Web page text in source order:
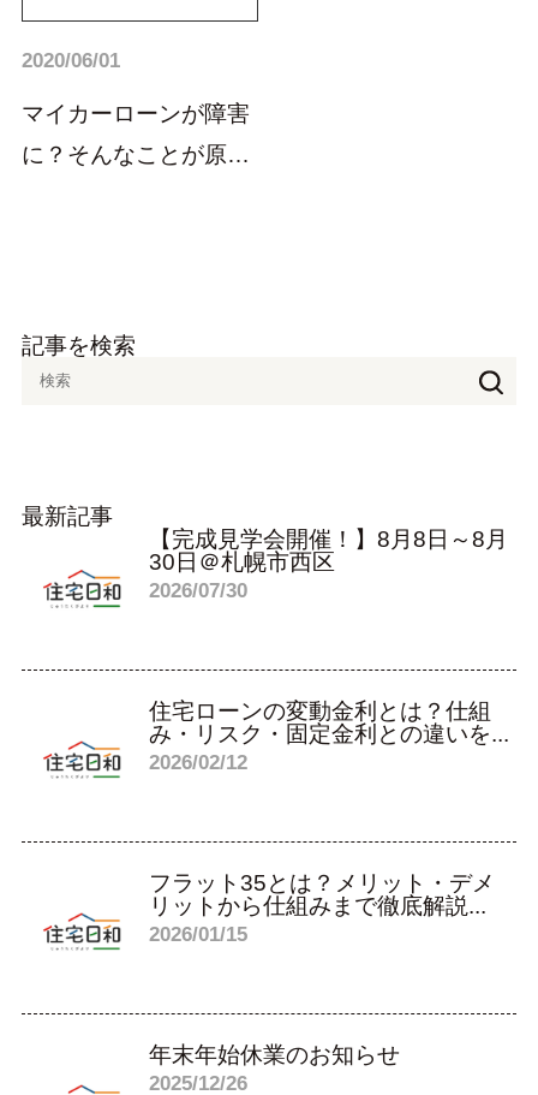
2020/06/01
マイカーローンが障害
に？そんなことが原因
記事を検索
最新記事
【完成見学会開催！】8月8日～8月
30日＠札幌市西区
2026/07/30
住宅ローンの変動金利とは？仕組
み・リスク・固定金利との違いを...
2026/02/12
フラット35とは？メリット・デメ
リットから仕組みまで徹底解説...
2026/01/15
年末年始休業のお知らせ
2025/12/26